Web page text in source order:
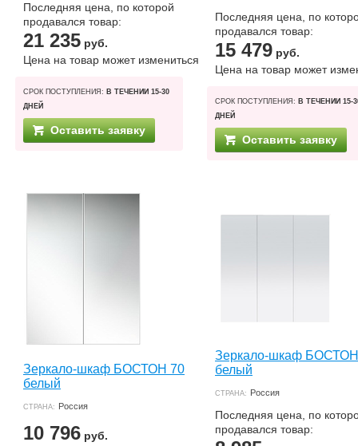
Последняя цена, по которой
продавался товар:
21 235 руб.
Цена на товар может измениться
СРОК ПОСТУПЛЕНИЯ: В ТЕЧЕНИИ 15-30
ДНЕЙ
Оставить заявку
Последняя цена, по
продавался товар:
15 479 руб.
Цена на товар может
СРОК ПОСТУПЛЕНИЯ: В ТЕЧЕНИИ 15-
ДНЕЙ
Оставить заявку
Зеркало-шкаф БОСТОН 70
белый
СТРАНА: Россия
10 796 руб.
Зеркало-шкаф
белый
СТРАНА: Россия
Последняя цена, по
продавался товар: